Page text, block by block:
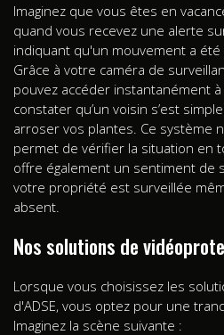
Imaginez que vous êtes en
quand vous recevez une alerte
indiquant qu'un mouvement a
Grâce à votre caméra de
pouvez accéder instantanément
constater qu’un voisin s’est
arroser vos plantes. Ce système
permet de vérifier la situation en
offre également un sentiment de
votre propriété est surveillée
absent.
Nos solutions de
Lorsque vous choisissez les
d'ADSE, vous optez pour une
Imaginez la scène suivante :